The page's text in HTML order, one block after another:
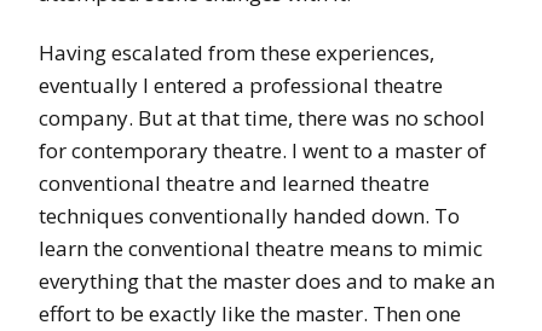
Having escalated from these experiences,
eventually I entered a professional theatre
company. But at that time, there was no school
for contemporary theatre. I went to a master of
conventional theatre and learned theatre
techniques conventionally handed down. To
learn the conventional theatre means to mimic
everything that the master does and to make an
effort to be exactly like the master. Then one